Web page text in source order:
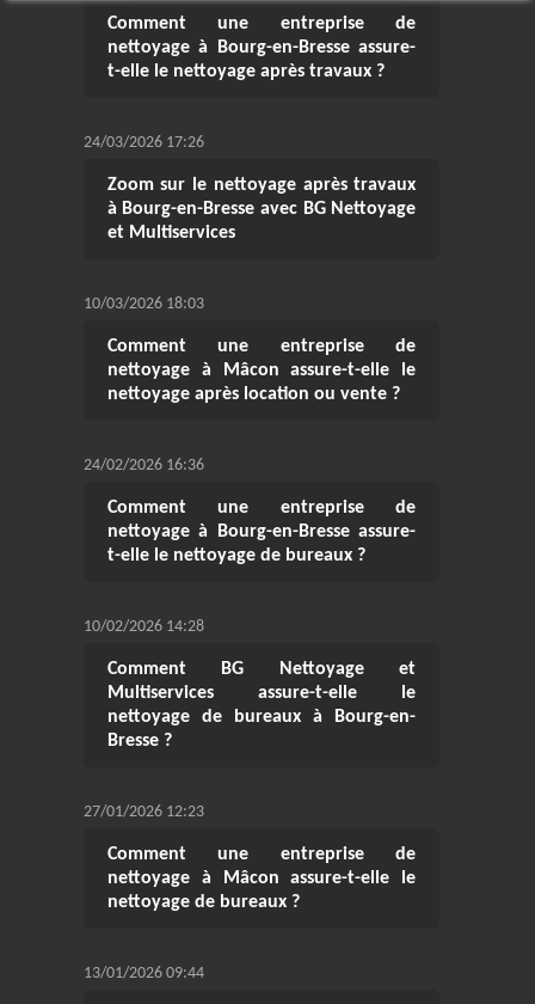
Comment une entreprise de
nettoyage à Bourg-en-Bresse assure-
t-elle le nettoyage après travaux ?
24/03/2026 17:26
Zoom sur le nettoyage après travaux
à Bourg-en-Bresse avec BG Nettoyage
et Multiservices
10/03/2026 18:03
Comment une entreprise de
nettoyage à Mâcon assure-t-elle le
nettoyage après location ou vente ?
24/02/2026 16:36
Comment une entreprise de
nettoyage à Bourg-en-Bresse assure-
t-elle le nettoyage de bureaux ?
10/02/2026 14:28
Comment BG Nettoyage et
Multiservices assure-t-elle le
nettoyage de bureaux à Bourg-en-
Bresse ?
27/01/2026 12:23
Comment une entreprise de
nettoyage à Mâcon assure-t-elle le
nettoyage de bureaux ?
13/01/2026 09:44